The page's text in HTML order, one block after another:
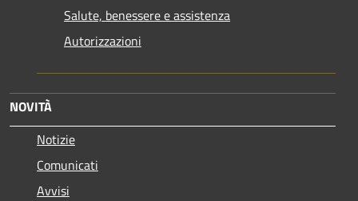
Salute, benessere e assistenza
Autorizzazioni
NOVITÀ
Notizie
Comunicati
Avvisi